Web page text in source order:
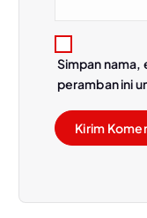
Simpan nama,
peramban ini